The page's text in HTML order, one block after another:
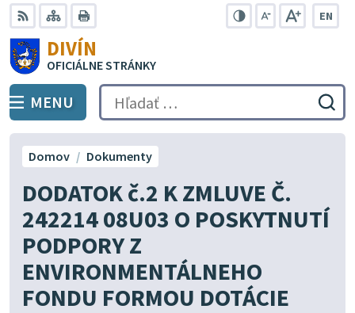
Preskočiť
na
obsah
RSS Mapa
EN
DIVÍN
OFICIÁLNE STRÁNKY
PREPNÚŤ
MENU Hľadať:
DODATOK č.2 K ZMLUVE Č.
242214 08U03 O POSKYTNUTÍ
PODPORY Z
ENVIRONMENTÁLNEHO
FONDU FORMOU DOTÁCIE
Domov Dokumenty